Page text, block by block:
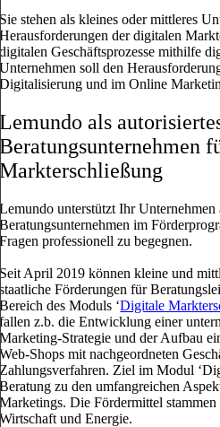
Sie stehen als kleines oder mittleres
Herausforderungen der digitalen
digitalen Geschäftsprozesse mithilfe
Unternehmen soll den
Digitalisierung und im Online
Lemundo als
Beratungsunternehmen
Markterschließung
Lemundo unterstützt Ihr
Beratungsunternehmen im
Fragen professionell zu begegnen.
Seit April 2019 können kleine und
staatliche Förderungen für
Bereich des Moduls ‘Digitale
fallen z.b. die Entwicklung einer
Marketing-Strategie und derAufbau
Web-Shops mit nachgeordneten
Zahlungsverfahren. Ziel im Modul
Beratung zu den umfangreichen
Marketings. Die Fördermittel
Wirtschaft und Energie.